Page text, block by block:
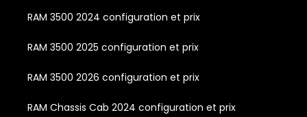
RAM 3500 2024 configuration et prix
RAM 3500 2025 configuration et prix
RAM 3500 2026 configuration et prix
RAM Chassis Cab 2024 configuration et prix